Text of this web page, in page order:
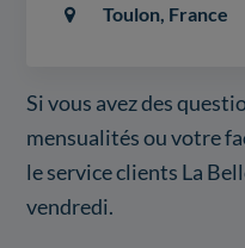
Toulon, France
Si vous avez des
mensualités ou votre
le service clients La
vendredi.